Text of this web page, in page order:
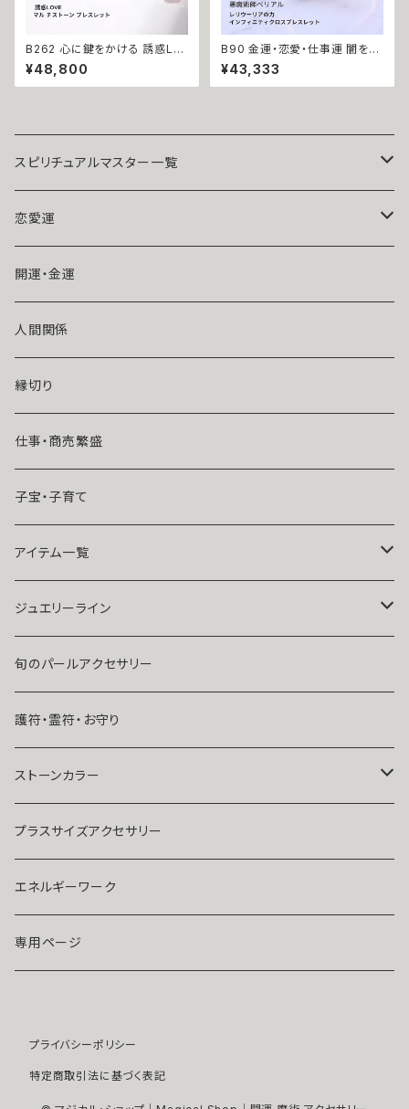
B262 心に鍵をかける 誘惑LO
VEブレスレット 幸せになれる
悪魔術師 べリアル 願望成就 天
然石 マルチストーン ブレスレッ
縁 引き寄せ 叶う マルチカラー
¥48,800
B90 金運・恋愛・仕事運 闇を反
射し魔力を倍増させる レリウー
リアの力 インフィニティクロス
ビジュー ブレスレット バングル
おまじない 本物 フリーサイズ
¥43,333
スピリチュアルマスター一覧
魔術師アリエル
悪魔術師べリアル
風水師さくら
魔術師恋雪
魔術師N.Kelly
魔術師Sara Serendipity
祈祷師澪央
ユタ玉城陽
恋愛運
片思い
ライバルの居る恋（略奪したい）
年齢差のある恋（年上・年下）
マンネリ気味の恋
遠距離
復縁したい・取り戻したい愛情
人に言えない関係
出会いが欲しい
結婚したい
人気運・モテる
開運・金運
人間関係
縁切り
仕事・商売繁盛
子宝・子育て
アイテム一覧
ネックレス
ブレスレット・アンクレット
リング
イヤリング・ピアス
ストラップ・キーホルダー
マスクピアス
ブローチ
開運アイテム
ジュエリーライン
Ｋ１０
K１４
Ｋ１８
プラチナ
ダイヤモンド
モアサナイト
パール
旬のパールアクセサリー
護符・霊符・お守り
ストーンカラー
クリア
ブルー
レッド
ピンク
プラスサイズアクセサリー
エネルギーワーク
専用ページ
プライバシーポリシー
特定商取引法に基づく表記